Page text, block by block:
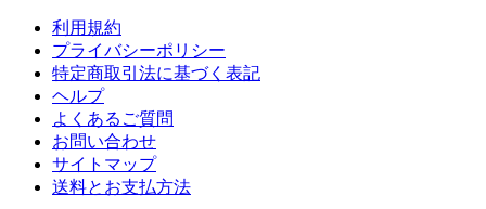
利用規約
プライバシーポリシー
特定商取引法に基づく表記
ヘルプ
よくあるご質問
お問い合わせ
サイトマップ
送料とお支払方法